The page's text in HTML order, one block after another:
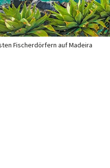
Fischerdörfern auf Madeira